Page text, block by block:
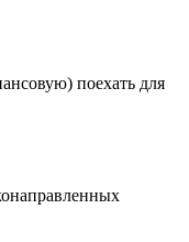
поехать для